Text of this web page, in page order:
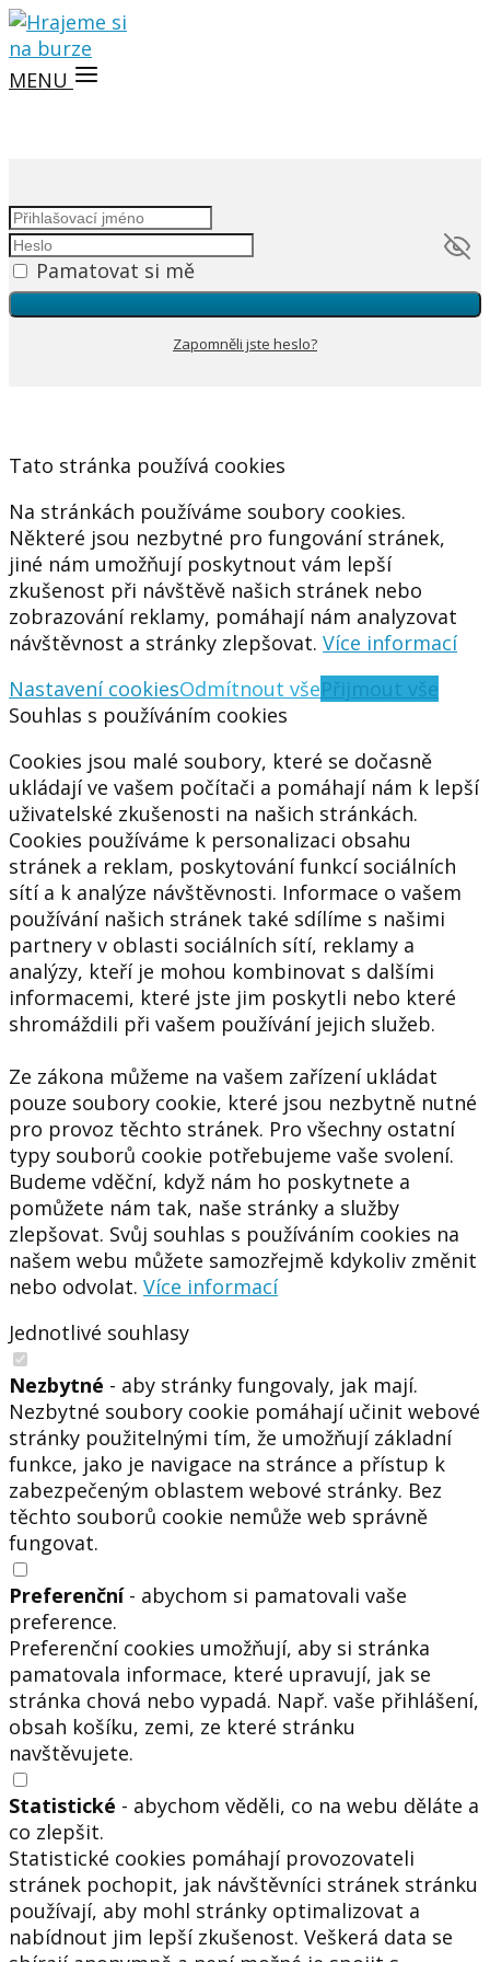
MENU
Pamatovat si mě
Zapomněli jste heslo?
Tato stránka používá cookies
Na stránkách používáme soubory cookies.
Některé jsou nezbytné pro fungování stránek,
jiné nám umožňují poskytnout vám lepší
zkušenost při návštěvě našich stránek nebo
zobrazování reklamy, pomáhají nám analyzovat
návštěvnost a stránky zlepšovat. Více informací
Nastavení cookiesOdmítnout všePřijmout vše
Souhlas s používáním cookies
Cookies jsou malé soubory, které se dočasně
ukládají ve vašem počítači a pomáhají nám k lepší
uživatelské zkušenosti na našich stránkách.
Cookies používáme k personalizaci obsahu
stránek a reklam, poskytování funkcí sociálních
sítí a k analýze návštěvnosti. Informace o vašem
používání našich stránek také sdílíme s našimi
partnery v oblasti sociálních sítí, reklamy a
analýzy, kteří je mohou kombinovat s dalšími
informacemi, které jste jim poskytli nebo které
shromáždili při vašem používání jejich služeb.
Ze zákona můžeme na vašem zařízení ukládat
pouze soubory cookie, které jsou nezbytně nutné
pro provoz těchto stránek. Pro všechny ostatní
typy souborů cookie potřebujeme vaše svolení.
Budeme vděční, když nám ho poskytnete a
pomůžete nám tak, naše stránky a služby
zlepšovat. Svůj souhlas s používáním cookies na
našem webu můžete samozřejmě kdykoliv změnit
nebo odvolat. Více informací
Jednotlivé souhlasy
Nezbytné - aby stránky fungovaly, jak mají.
Nezbytné soubory cookie pomáhají učinit webové
stránky použitelnými tím, že umožňují základní
funkce, jako je navigace na stránce a přístup k
zabezpečeným oblastem webové stránky. Bez
těchto souborů cookie nemůže web správně
fungovat.
Preferenční- abychom si pamatovali vaše
preference.
Preferenční cookies umožňují, aby si stránka
pamatovala informace, které upravují, jak se
stránka chová nebo vypadá. Např. vaše přihlášení,
obsah košíku, zemi, ze které stránku
navštěvujete.
Statistické - abychom věděli, co na webu děláte a
co zlepšit.
Statistické cookies pomáhají provozovateli
stránek pochopit, jak návštěvníci stránek stránku
používají, aby mohl stránky optimalizovat a
nabídnout jim lepší zkušenost. Veškerá data se